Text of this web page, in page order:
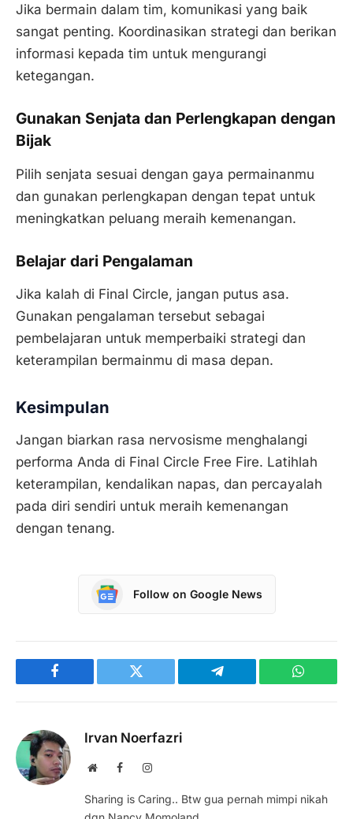
Jika bermain dalam tim, komunikasi yang baik
sangat penting. Koordinasikan strategi dan berikan
informasi kepada tim untuk mengurangi
ketegangan.
Gunakan Senjata dan Perlengkapan dengan
Bijak
Pilih senjata sesuai dengan gaya permainanmu
dan gunakan perlengkapan dengan tepat untuk
meningkatkan peluang meraih kemenangan.
Belajar dari Pengalaman
Jika kalah di Final Circle, jangan putus asa.
Gunakan pengalaman tersebut sebagai
pembelajaran untuk memperbaiki strategi dan
keterampilan bermainmu di masa depan.
Kesimpulan
Jangan biarkan rasa nervosisme menghalangi
performa Anda di Final Circle Free Fire. Latihlah
keterampilan, kendalikan napas, dan percayalah
pada diri sendiri untuk meraih kemenangan
dengan tenang.
Follow on Google News
Facebook Twitter Telegram
Irvan Noerfazri
WebsiteFacebookInstagram
Sharing is Caring.. Btw gua pernah mimpi nikah